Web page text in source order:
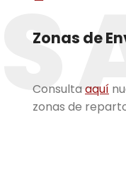
Zonas de
Consultaaquí
zonas de